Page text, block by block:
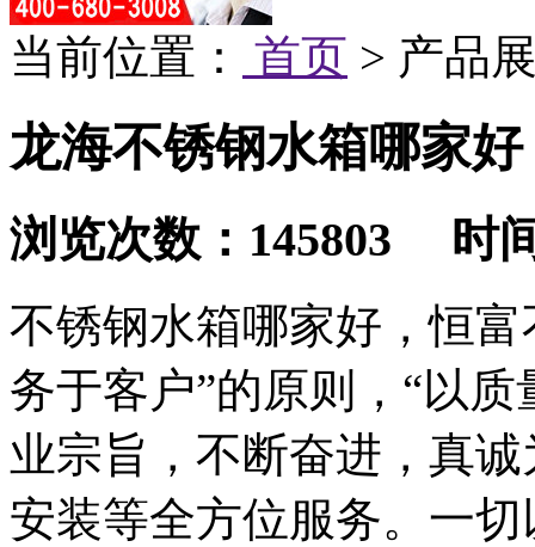
当前位置： 首页 > 产品
龙海不锈钢水箱哪家好
浏览次数：145803 时
不锈钢水箱哪家好，恒
务于客户”的原则，“以
业宗旨，不断奋进，真
安装等全方位服务。一